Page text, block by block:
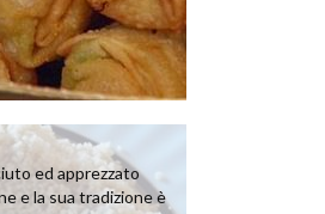
ed apprezzato
e la sua tradizione è